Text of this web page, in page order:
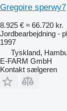
Gregoire sperwy7
8.925 € ≈ 66.720 kr.
Jordbearbejdning -
1997
Tyskland,
E-FARM GmbH
Kontakt sælgeren